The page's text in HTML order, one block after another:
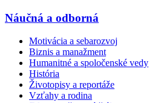
Náučná a odborná
Motivácia a sebarozvoj
Biznis a manažment
Humanitné a spoločenské vedy
História
Životopisy a reportáže
Vzťahy a rodina